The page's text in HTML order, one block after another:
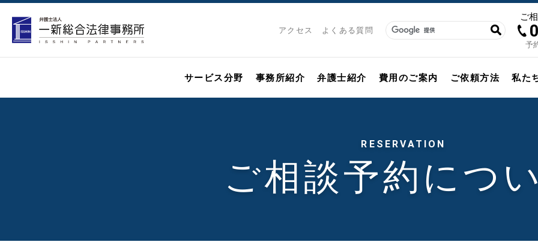
RESERVATION
ご相談予約につ
アクセス よくある質問
ご
予
サービス分野 事務所紹介 弁護士紹介 費用のご案内 ご依頼方法 私た